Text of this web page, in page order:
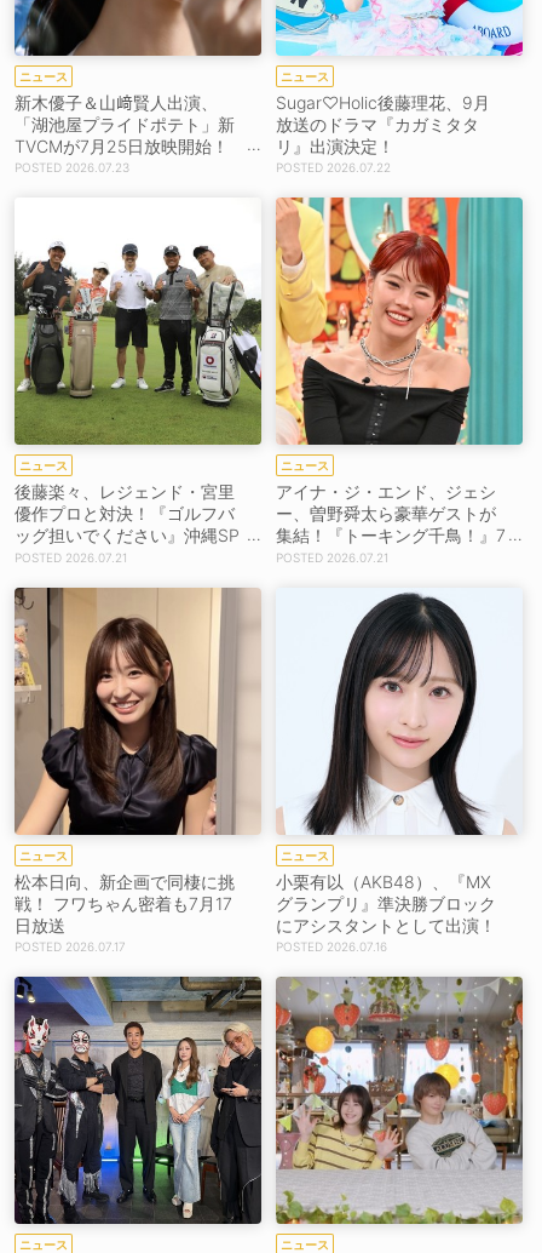
ニュース
新木優子＆山﨑賢人出演、
「湖池屋プライドポテト」新
TVCMが7月25日放映開始！
【コメントあり】
2026.07.23
ニュース
Sugar♡Holic後藤理花、9月
放送のドラマ『カガミタタ
リ』出演決定！
2026.07.22
ニュース
後藤楽々、レジェンド・宮里
優作プロと対決！『ゴルフバ
ッグ担いでください』沖縄SP
が7月19日よりスタート！
2026.07.21
ニュース
アイナ・ジ・エンド、ジェシ
ー、曽野舜太ら豪華ゲストが
集結！『トーキング千鳥！』7
月25日放送！
2026.07.21
ニュース
松本日向、新企画で同棲に挑
戦！ フワちゃん密着も7月17
日放送
2026.07.17
ニュース
小栗有以（AKB48）、『MX
グランプリ』準決勝ブロック
にアシスタントとして出演！
2026.07.16
ニュース ニュース